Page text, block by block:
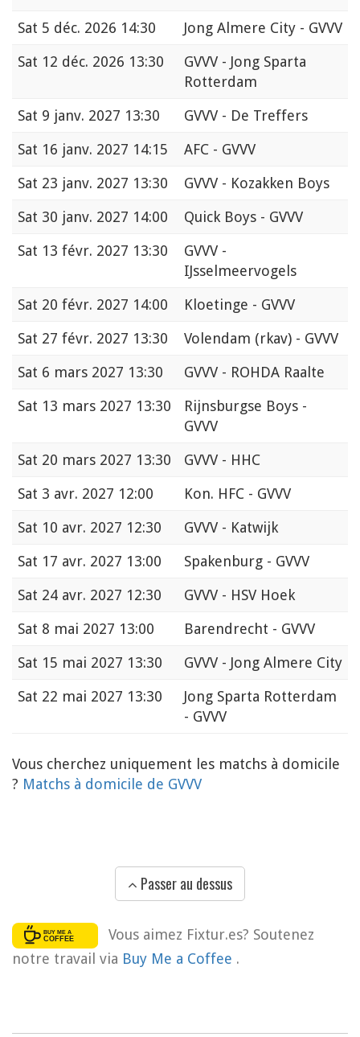
Sat 5 déc. 2026 14:30
Jong Almere City - GVVV
Sat 12 déc. 2026 13:30
GVVV - Jong Sparta
Rotterdam
Sat 9 janv. 2027 13:30
GVVV - De Treffers
Sat 16 janv. 2027 14:15
AFC - GVVV
Sat 23 janv. 2027 13:30
GVVV - Kozakken Boys
Sat 30 janv. 2027 14:00
Quick Boys - GVVV
Sat 13 févr. 2027 13:30
GVVV -
IJsselmeervogels
Sat 20 févr. 2027 14:00
Kloetinge - GVVV
Sat 27 févr. 2027 13:30
Volendam (rkav) - GVVV
Sat 6 mars 2027 13:30
GVVV - ROHDA Raalte
Sat 13 mars 2027 13:30
Rijnsburgse Boys -
GVVV
Sat 20 mars 2027 13:30
GVVV - HHC
Sat 3 avr. 2027 12:00
Kon. HFC - GVVV
Sat 10 avr. 2027 12:30
GVVV - Katwijk
Sat 17 avr. 2027 13:00
Spakenburg - GVVV
Sat 24 avr. 2027 12:30
GVVV - HSV Hoek
Sat 8 mai 2027 13:00
Barendrecht - GVVV
Sat 15 mai 2027 13:30
GVVV - Jong Almere City
Sat 22 mai 2027 13:30
Jong Sparta Rotterdam
- GVVV
Vous cherchez uniquement les matchs à domicile
? Matchs à domicile de GVVV
Passer au dessus
Vous aimez Fixtur.es? Soutenez
notre travail via Buy Me a Coffee .